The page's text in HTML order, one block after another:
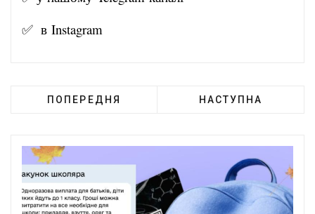
✅ в Instagram
ПОПЕРЕДНЯ НАСТУПНА